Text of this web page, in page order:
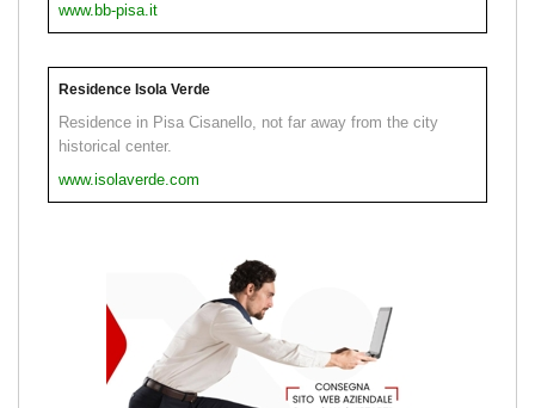
www.bb-pisa.it
Residence Isola Verde
Residence in Pisa Cisanello, not far away from the city
historical center.
www.isolaverde.com